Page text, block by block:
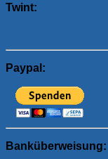
Twint:
Paypal:
Banküberweisung: